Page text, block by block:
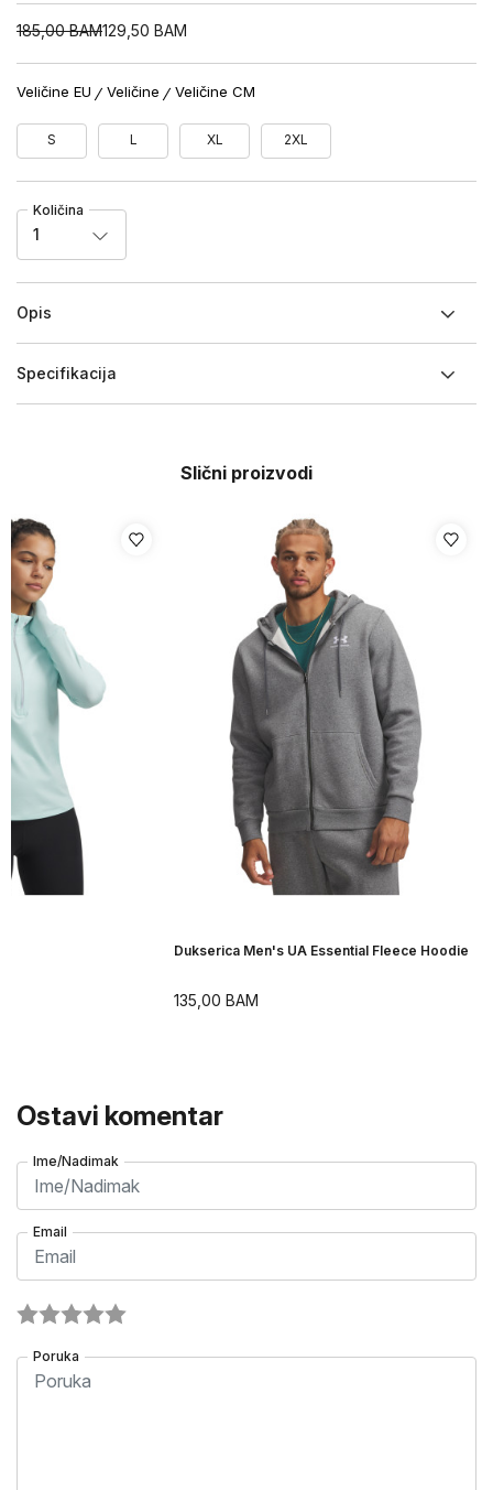
185,00 BAM129,50 BAM
Veličine EU Veličine Veličine CM
S L XL 2XL
Količina
1
Opis
Specifikacija
Slični proizvodi
Dukserica Men's UA Essential Fleece Hoodie
135,00 BAM
Ostavi komentar
Ime/Nadimak
Email
Poruka